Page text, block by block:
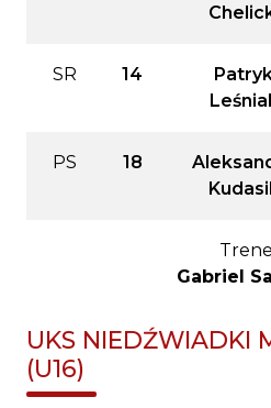
SR 14
PS 18
Gabriel
UKS NIEDŹWIADKI
(U16)